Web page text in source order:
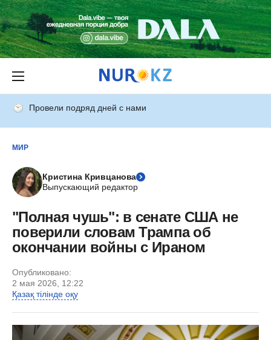
Провели подряд дней с нами
МИР
Кристина Кривцанова
Выпускающий редактор
"Полная чушь": в сенате США не
поверили словам Трампа об
окончании войны с Ираном
Опубликовано:
2 мая 2026, 12:22
Қазақ тілінде оқу